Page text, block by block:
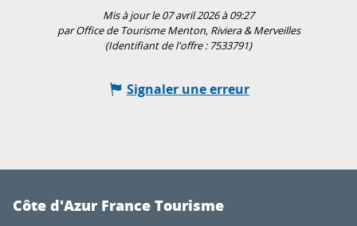
Mis à jour le 07 avril 2026 à 09:27
par Office de Tourisme Menton, Riviera & Merveilles
(Identifiant de l'offre : 7533791)
Signaler une erreur
Côte d'Azur France Tourisme